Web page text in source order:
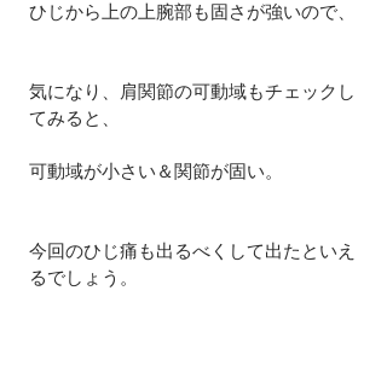
ひじから上の上腕部も固さが強いので、
気になり、肩関節の可動域もチェックし
てみると、
可動域が小さい＆関節が固い。
今回のひじ痛も出るべくして出たといえ
るでしょう。